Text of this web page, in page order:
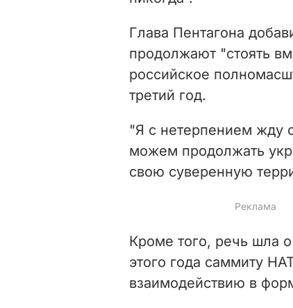
Глава Пентагона
продолжают "стоять
российское
третий год.
"Я с нетерпением жду
можем продолжать
свою суверенную
Кроме того, речь шла
этого года саммиту
взаимодействию в